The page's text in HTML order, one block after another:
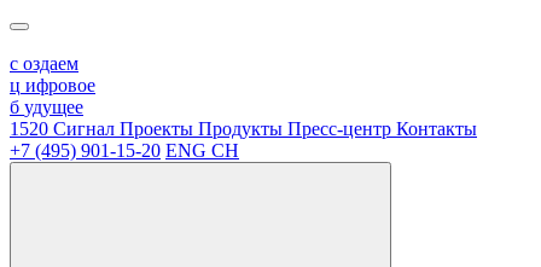
с оздаем
ц ифровое
б удущее
1520 Сигнал Проекты Продукты Пресс-центр Контакты
+7 (495) 901-15-20 ENG CH